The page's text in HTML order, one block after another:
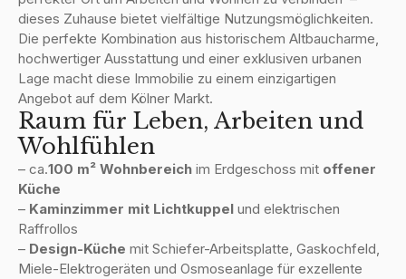
dieses Zuhause bietet vielfältige Nutzungsmöglichkeiten.
Die perfekte Kombination aus historischem Altbaucharme,
hochwertiger Ausstattung und einer exklusiven urbanen
Lage macht diese Immobilie zu einem einzigartigen
Angebot auf dem Kölner Markt.
Raum für Leben, Arbeiten und
Wohlfühlen
– ca.100 m² Wohnbereich im Erdgeschoss mit offener
Küche
– Kaminzimmer mit Lichtkuppel und elektrischen
Raffrollos
– Design-Küche mit Schiefer-Arbeitsplatte, Gaskochfeld,
Miele-Elektrogeräten und Osmoseanlage für exzellente